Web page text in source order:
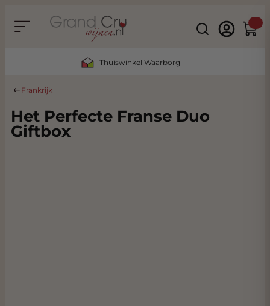
Search
Thuiswinkel Waarborg
Frankrijk
Het Perfecte Franse Duo
Giftbox